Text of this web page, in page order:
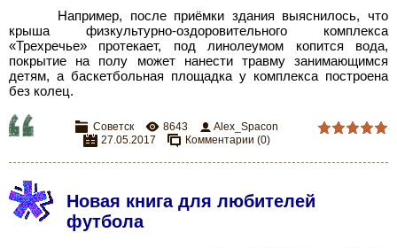
Например, после приёмки здания выяснилось, что
крыша физкультурно-оздоровительного комплекса
«Трехречье» протекает, под линолеумом копится вода,
покрытие на полу может нанести травму занимающимся
детям, а баскетбольная площадка у комплекса построена
без колец.
Советск 8643
Alex_Spacon
27.05.2017
Комментарии (0)
Новая книга для любителей
футбола